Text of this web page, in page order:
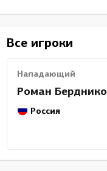
Все игроки
Нападающий
Роман
Россия